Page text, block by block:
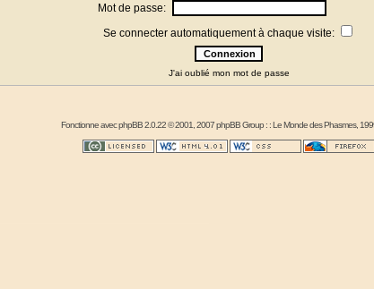
Mot de passe:
Se connecter automatiquement à chaque visite:
J'ai oublié mon mot de passe
Fonctionne avecphpBB2.0.22 © 2001, 2007 phpBB Group : :Le Monde des Phasmes,